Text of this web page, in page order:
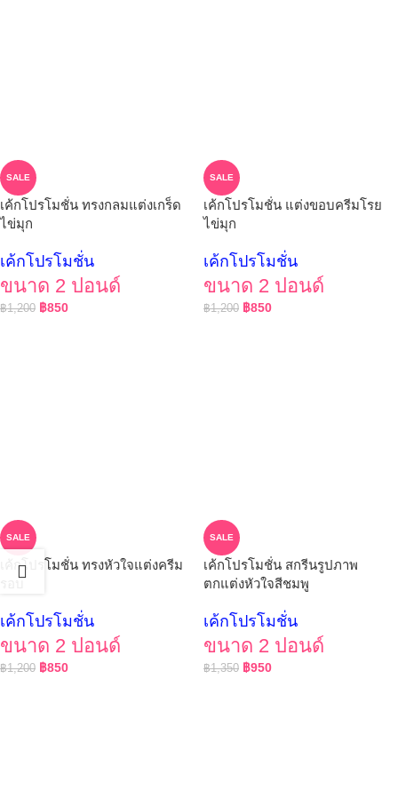
SALE
เค้กโปรโมชั่น ทรงกลมแต่งเกร็ด
ไข่มุก
เค้กโปรโมชั่น
ขนาด 2 ปอนด์
฿1,200 ฿850
SALE
เค้กโปรโมชั่น แต่งขอบครีมโรย
ไข่มุก
เค้กโปรโมชั่น
ขนาด 2 ปอนด์
฿1,200 ฿850
SALE
เค้กโปรโมชั่น ทรงหัวใจแต่งครีม
เค้กโปรโมชั่น
ขนาด 2 ปอนด์
฿1,200 ฿850
SALE
เค้กโปรโมชั่น สกรีนรูปภาพ
ตกแต่งหัวใจสีชมพู
เค้กโปรโมชั่น
ขนาด 2 ปอนด์
฿1,350 ฿950